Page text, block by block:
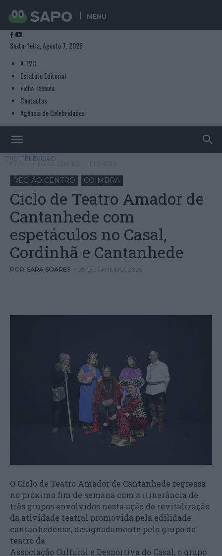
MENU
Sexta-feira, Agosto 7, 2026
A TVC
Estatuto Editorial
Ficha Técnica
Contactos
Agência de Celebridades
TVC TELEVISÃO
Início REGIÃO CENTRO
REGIÃO CENTRO COIMBRA
Ciclo de Teatro Amador de
Cantanhede com
espetáculos no Casal,
Cordinhã e Cantanhede
POR SARA SOARES - 29 DE JANEIRO, 2025
O Ciclo de Teatro Amador de Cantanhede regressa
no próximo fim de semana com a itinerância de
três grupos envolvidos nesta ação de revitalização
da atividade teatral promovida pela edilidade
cantanhedense, designadamente pelo grupo de
teatro da
Associação Cultural e Desportiva do Casal, o grupo